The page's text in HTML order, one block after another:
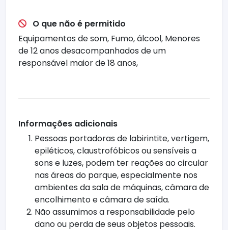
O que não é permitido
Equipamentos de som, Fumo, álcool, Menores
de 12 anos desacompanhados de um
responsável maior de 18 anos,
Informações adicionais
Pessoas portadoras de labirintite, vertigem,
epiléticos, claustrofóbicos ou sensíveis a
sons e luzes, podem ter reações ao circular
nas áreas do parque, especialmente nos
ambientes da sala de máquinas, câmara de
encolhimento e câmara de saída.
Não assumimos a responsabilidade pelo
dano ou perda de seus objetos pessoais.